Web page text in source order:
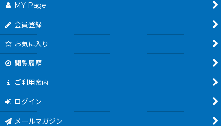
MY Page
会員登録
お気に入り
閲覧履歴
ご利用案内
ログイン
メールマガジン